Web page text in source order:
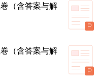
（含答案与解
（含答案与解